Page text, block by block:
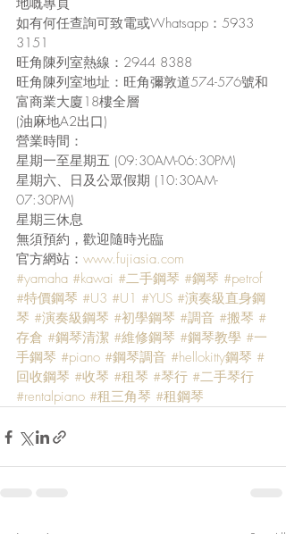
地嘅專頁
如有何任查詢可致電或Whatsapp：5933
3151
旺角陳列室熱線：2944 8388
旺角陳列室地址：旺角彌敦道574-576號和
富商業大廈18樓全層
(油麻地A2出口)
營業時間：
星期一至星期五 (09:30AM-06:30PM)
星期六、日及公眾假期 (10:30AM-
07:30PM)
星期三休息
無須預約，歡迎隨時光臨
官方網站： www.fujiasia.com
#yamaha #kawai #二手鋼琴 #鋼琴 #petrof
#特價鋼琴 #U3 #U1 #YUS #演奏級直身鋼
琴 #演奏級鋼琴 #初學鋼琴 #調音 #搬琴 #
存倉 #鋼琴清潔 #維修鋼琴 #鋼琴教學 #一
手鋼琴 #piano #鋼琴調音 #hellokitty鋼琴 #
回收鋼琴 #收琴 #租琴 #琴行 #二手琴行
#rentalpiano #租三角琴 #租鋼琴